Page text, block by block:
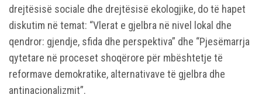
drejtësisë sociale dhe drejtësisë ekologjike, do të hapet
diskutim në temat: “Vlerat e gjelbra në nivel lokal dhe
qendror: gjendje, sfida dhe perspektiva” dhe “Pjesëmarrja
qytetare në proceset shoqërore për mbështetje të
reformave demokratike, alternativave të gjelbra dhe
antinacionalizmit”.